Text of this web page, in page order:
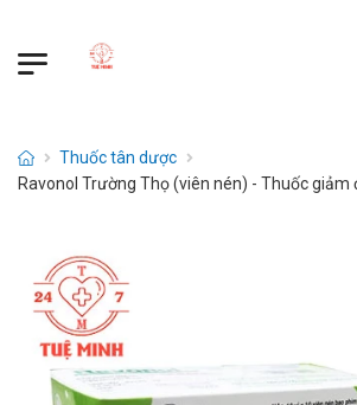
Thuốc tân dược
Ravonol Trường Thọ (viên nén) - Thuốc giảm